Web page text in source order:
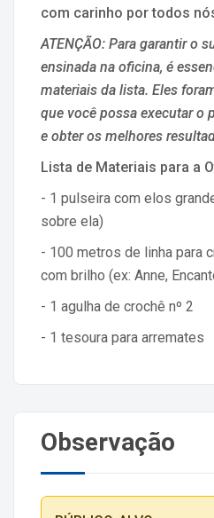
com carinho por todos
ATENÇÃO: Para garantir o
ensinada na oficina, é
materiais da lista. Eles
que você possa executar o
e obter os melhores
Lista de Materiais para a
- 1 pulseira com elos
sobre ela)
- 100 metros de linha para
com brilho (ex: Anne,
- 1 agulha de crochê nº 2
- 1 tesoura para arremates
Observação